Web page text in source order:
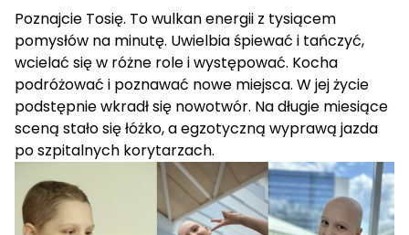
Poznajcie Tosię. To wulkan energii z tysiącem
pomysłów na minutę. Uwielbia śpiewać i tańczyć,
wcielać się w różne role i występować. Kocha
podróżować i poznawać nowe miejsca. W jej życie
podstępnie wkradł się nowotwór. Na długie miesiące
sceną stało się łóżko, a egzotyczną wyprawą jazda
po szpitalnych korytarzach.